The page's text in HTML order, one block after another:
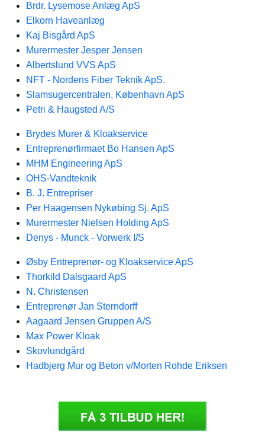
Brdr. Lysemose Anlæg ApS
Elkorn Haveanlæg
Kaj Bisgård ApS
Murermester Jesper Jensen
Albertslund VVS ApS
NFT - Nordens Fiber Teknik ApS.
Slamsugercentralen, København ApS
Petri & Haugsted A/S
Brydes Murer & Kloakservice
Entreprenørfirmaet Bo Hansen ApS
MHM Engineering ApS
OHS-Vandteknik
B. J. Entrepriser
Per Haagensen Nykøbing Sj. ApS
Murermester Nielsen Holding ApS
Denys - Munck - Vorwerk I/S
Øsby Entreprenør- og Kloakservice ApS
Thorkild Dalsgaard ApS
N. Christensen
Entreprenør Jan Sterndorff
Aagaard Jensen Gruppen A/S
Max Power Kloak
Skovlundgård
Hadbjerg Mur og Beton v/Morten Rohde Eriksen